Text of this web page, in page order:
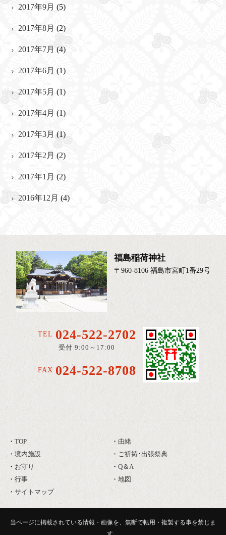
2017年9月 (5)
2017年8月 (2)
2017年7月 (4)
2017年6月 (1)
2017年5月 (1)
2017年4月 (1)
2017年3月 (1)
2017年2月 (2)
2017年1月 (2)
2016年12月 (4)
福島稲荷神社
〒960-8106 福島市宮町1番29号
TEL 024-522-2702
受付 9:00～17:00
FAX 024-522-8708
TOP
由緒
境内施設
ご祈祷･出張祭典
お守り
Q＆A
行事
地図
サイトマップ
当ページに掲載されている情報・画像を、無断で転用・複製する事を禁じま